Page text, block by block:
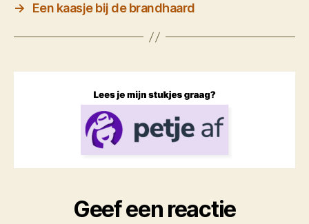
→
Een kaasje bij de brandhaard
Geef een reactie